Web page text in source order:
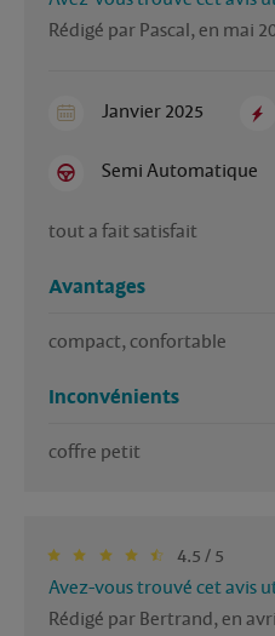
Rédigé par Pascal, en mai
Janvier 2025
Semi Automatique
tout a fait satisfait
Avantages
compact, confortable
Inconvénients
coffre petit
4.5 / 5
Avez-vous trouvé cet avis
Rédigé par Bertrand, en